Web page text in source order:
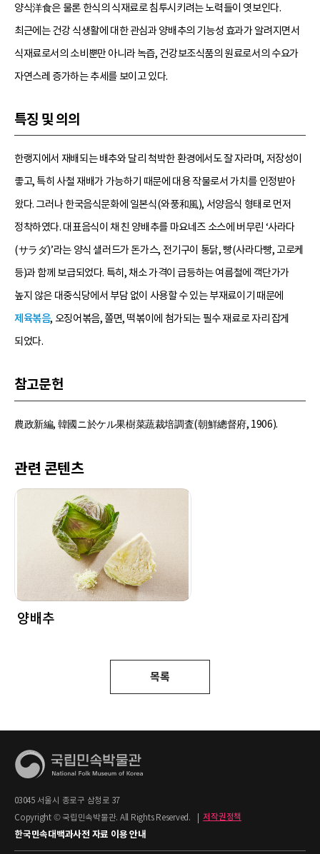
양식洋食은 물론 한식의 식재료로 침투시키려는 노력들이 엿보인다.
최근에는 건강 식생활에 대한 관심과 양배추의 기능성 효과가 알려지면서
식재료로서의 소비뿐만 아니라 녹즙, 건강보조식품의 원료로서의 수요가
자연스레 증가하는 추세를 보이고 있다.
특징 및 의의
한랭지에서 재배되는 배추와 달리 척박한 환경에서도 잘 자라며, 저장성이
좋고, 특히 사철 재배가 가능하기 때문에 대용 작물로서 가치를 인정받아
왔다. 그러나 한국음식문화에 일본식(와풍和風), 서양음식 형태로 먼저
정착하였다. 대표음식이 채 친 양배추를 마요네즈 소스에 버무린 ‘사라다
(サラダ)’라는 양식 샐러드가 돈가스, 전기구이 통닭, 빵(사라다빵, 고로케
등)과 함께 보급되었다. 특히, 채소 가격이 급등하는 여름철에 객단가가
높지 않은 대중식당에서 부담 없이 사용할 수 있는 부재료이기 때문에
제육볶음, 오징어볶음, 쫄면, 떡볶이에 첨가되는 필수 재료로 자리 잡게
되었다.
참고문헌
農政新編, 韓國ニ於ケル果樹菜蔬裁培調査(朝鮮總督府, 1906).
관련 콘텐츠
양배추
목록
03045 서울시 종로구 삼청로 37
Copyright © 국립민속박물관. All Rights Reserved.
저작권정책
한국민속대백과사전 자료 이용 안내